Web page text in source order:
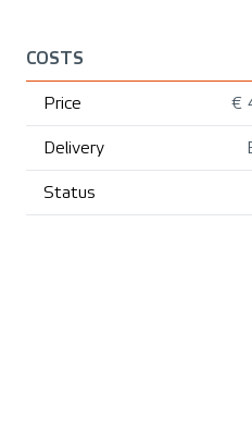
COSTS
Price €
Delivery
Status